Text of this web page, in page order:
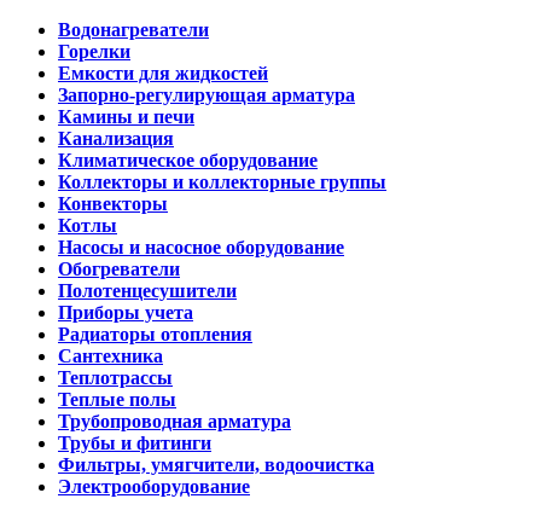
Водонагреватели
Горелки
Емкости для жидкостей
Запорно-регулирующая арматура
Камины и печи
Канализация
Климатическое оборудование
Коллекторы и коллекторные группы
Конвекторы
Котлы
Насосы и насосное оборудование
Обогреватели
Полотенцесушители
Приборы учета
Радиаторы отопления
Сантехника
Теплотрассы
Теплые полы
Трубопроводная арматура
Трубы и фитинги
Фильтры, умягчители, водоочистка
Электрооборудование